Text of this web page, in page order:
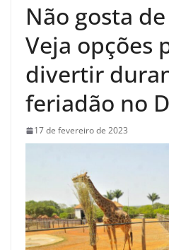
Não gosta
Veja opções
divertir
feriadão no
17 de fevereiro de 2023